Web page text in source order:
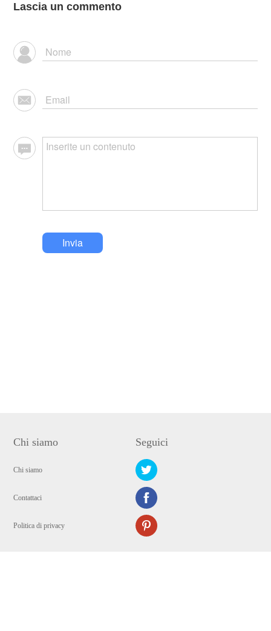
Lascia un commento
Invia
Chi siamo
Chi siamo
Contattaci
Politica di privacy
Seguici